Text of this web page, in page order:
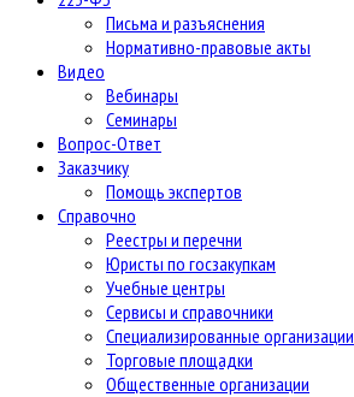
Письма и разъяснения
Нормативно-правовые акты
Видео
Вебинары
Семинары
Вопрос-Ответ
Заказчику
Помощь экспертов
Справочно
Реестры и перечни
Юристы по госзакупкам
Учебные центры
Сервисы и справочники
Специализированные организации
Торговые площадки
Общественные организации